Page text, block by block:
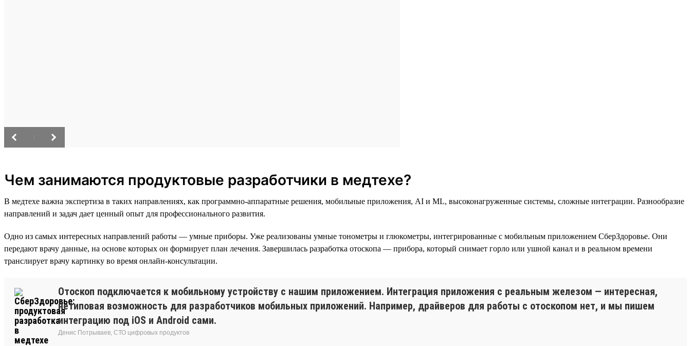
Чем занимаются продуктовые разработчики в медтехе?
В медтехе важна экспертиза в таких направлениях, как программно-аппаратные решения, мобильные приложения, AI и ML, высоконагруженные системы, сложные интеграции. Разнообразие
направлений и задач дает ценный опыт для профессионального развития.
Одно из самых интересных направлений работы — умные приборы. Уже реализованы умные тонометры и глюкометры, интегрированные с мобильным приложением СберЗдоровье. Они
передают врачу данные, на основе которых он формирует план лечения. Завершилась разработка отоскопа — прибора, который снимает горло или ушной канал и в реальном времени
транслирует врачу картинку во время онлайн-консультации.
Отоскоп подключается к мобильному устройству с нашим приложением. Интеграция приложения с реальным железом — интересная,
нетиповая возможность для разработчиков мобильных приложений. Например, драйверов для работы с отоскопом нет, и мы пишем
интеграцию под iOS и Android сами.
Денис Потрываев, СТО цифровых продуктов